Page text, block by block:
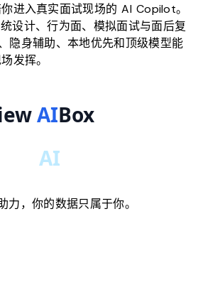
进入真实面试现场的 AI Copilot。
设计、行为面、模拟面试与面后复
隐身辅助、本地优先和顶级模型能
发挥。
，你的数据只属于你。